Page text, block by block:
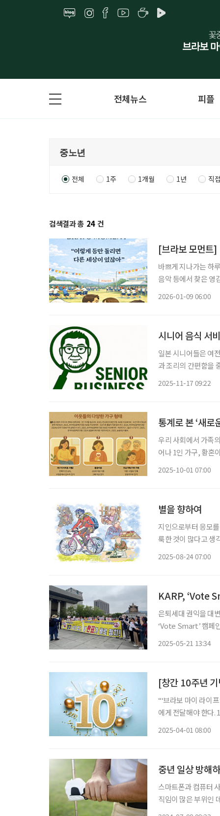
전체뉴스 피플
전체 1주 1개월 1년 직
검색결과 총 24 건
[브라보 모먼트
바쁘게 지나가는 하
음악 등에서 찾은 영감의 한
2026-01-09 06:00
시니어 음식 서
일본 시니어들은 여
과 조리의 간편함을
2025-11-17 09:22
통계로 본 ‘새로
우리 사회에서 가족
어나 1인 가구, 황혼
2025-10-01 07:00
별을 향하여
지인으로부터 응모
룩한 것이 많다고 생
2025-08-24 07:00
KARP, ‘Vote
은퇴세대 권익을 대
‘Vote Smart’ 캠페
2025-05-21 13:34
[창간 10주년
“‘브라보 마이 라이
에게 전달해야 한다.
2025-04-01 08:00
중년 일상 방해
스마트폰과 컴퓨터
직임이 많은 부위인